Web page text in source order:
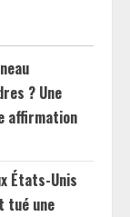
? Une
affirmation
États-Unis
tué une